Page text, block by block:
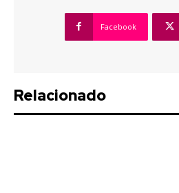
Facebook
Relacionado